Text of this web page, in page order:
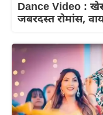
Dance Video :
जबरदस्त रोमांस,